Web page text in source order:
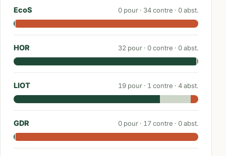
EcoS 0 pour · 34contre · 0abst.
HOR 32 pour · 0contre · 0abst.
LIOT 19 pour · 1 contre · 4abst.
GDR 0 pour · 17contre · 0abst.